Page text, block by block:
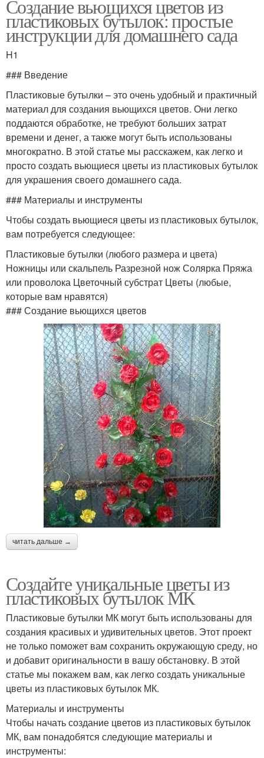
Создание вьющихся цветов из
пластиковых бутылок: простые
инструкции для домашнего сада
H1
### Введение
Пластиковые бутылки – это очень удобный и практичный
материал для создания вьющихся цветов. Они легко
поддаются обработке, не требуют больших затрат
времени и денег, а также могут быть использованы
многократно. В этой статье мы расскажем, как легко и
просто создать вьющиеся цветы из пластиковых бутылок
для украшения своего домашнего сада.
### Материалы и инструменты
Чтобы создать вьющиеся цветы из пластиковых бутылок,
вам потребуется следующее:
Пластиковые бутылки (любого размера и цвета)
Ножницы или скальпель Разрезной нож Солярка Пряжа
или проволока Цветочный субстрат Цветы (любые,
которые вам нравятся)
### Создание вьющихся цветов
читать дальше →
Создайте уникальные цветы из
пластиковых бутылок МК
Пластиковые бутылки МК могут быть использованы для
создания красивых и удивительных цветов. Этот проект
не только поможет вам сохранить окружающую среду, но
и добавит оригинальности в вашу обстановку. В этой
статье мы покажем вам, как легко создать уникальные
цветы из пластиковых бутылок МК.
Материалы и инструменты
Чтобы начать создание цветов из пластиковых бутылок
МК, вам понадобятся следующие материалы и
инструменты: